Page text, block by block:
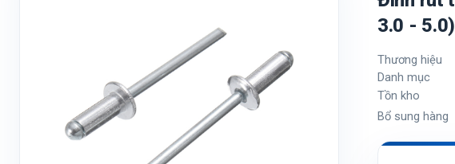
3.0 - 5.0)
Thương hiệu
Danh mục
Tồn kho
Bổ sung hàng